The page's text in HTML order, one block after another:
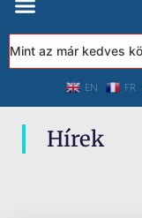
az már kedves
EN FR
Hírek